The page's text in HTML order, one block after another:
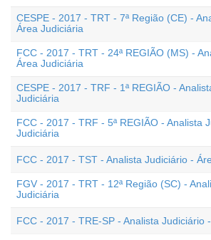
CESPE - 2017 - TRT - 7ª Região (CE) -
Área Judiciária
FCC - 2017 - TRT - 24ª REGIÃO (MS) -
Área Judiciária
CESPE - 2017 - TRF - 1ª REGIÃO -
Judiciária
FCC - 2017 - TRF - 5ª REGIÃO - Analista
Judiciária
FCC - 2017 - TST - Analista Judiciário -
FGV - 2017 - TRT - 12ª Região (SC) -
Judiciária
FCC - 2017 - TRE-SP - Analista Judiciário